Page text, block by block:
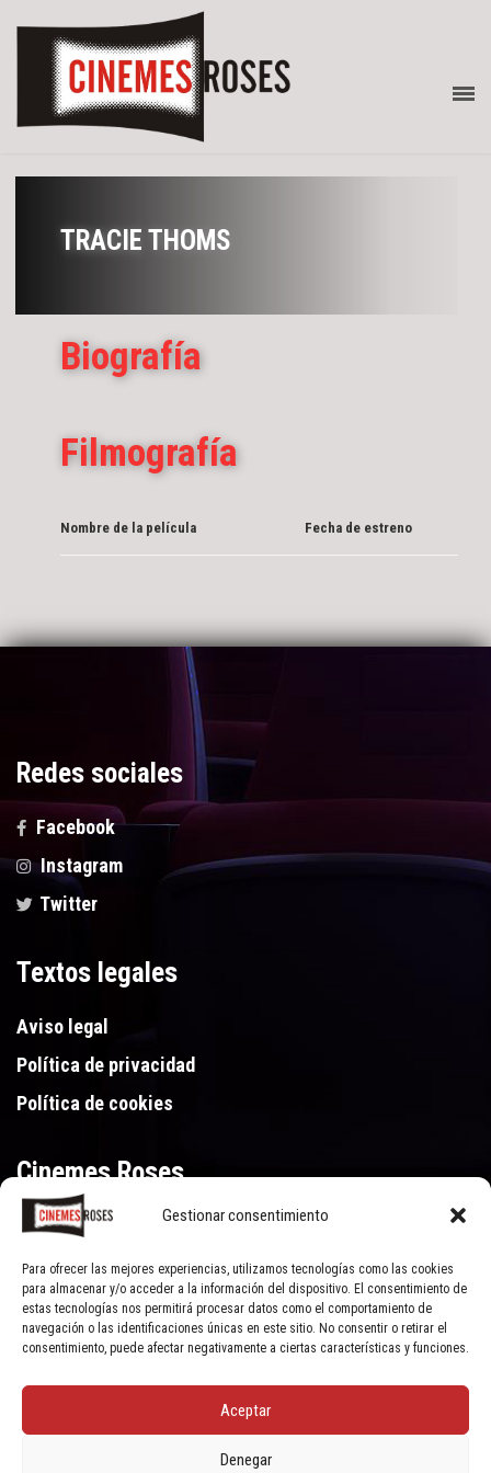
Gestionar consentimiento
Para ofrecer las mejores experiencias, utilizamos tecnologías como las cookies
para almacenar y/o acceder a la información del dispositivo. El consentimiento de
estas tecnologías nos permitirá procesar datos como el comportamiento de
navegación o las identificaciones únicas en este sitio. No consentir o retirar el
consentimiento, puede afectar negativamente a ciertas características y funciones.
Aceptar
Denegar
TRACIE THOMS
Biografía
Filmografía
Nombre de la película Fecha de estreno
Redes sociales
Facebook
Instagram
Twitter
Textos legales
Aviso legal
Política de privacidad
Política de cookies
Cinemes Roses
Gran Via de Pau Casals 250, 17480 Roses (Girona)
972 15 46 46
© Cinemes Roses - 2022, all rights reserved | Powered by